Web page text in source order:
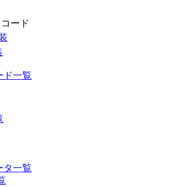
ード
ド一覧
タ一覧